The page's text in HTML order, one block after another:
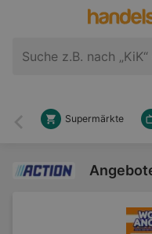
Zurück
Supermärkte